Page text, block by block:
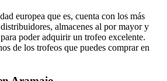
europea que es, cuenta con los más
almacenes al por mayor y
poder adquirir un trofeo excelente.
de los trofeos que puedes comprar en